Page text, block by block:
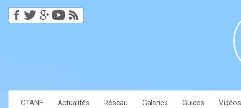
GTANF Actualités Réseau Galeries Guides Vidéos